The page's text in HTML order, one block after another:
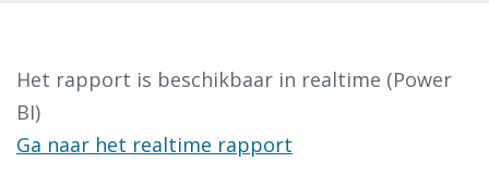
Het rapport is beschikbaar in realtime (Power
BI)
Ga naar het realtime rapport